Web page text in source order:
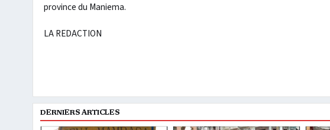
province du Maniema.
LA REDACTION
DERNIERS ARTICLES